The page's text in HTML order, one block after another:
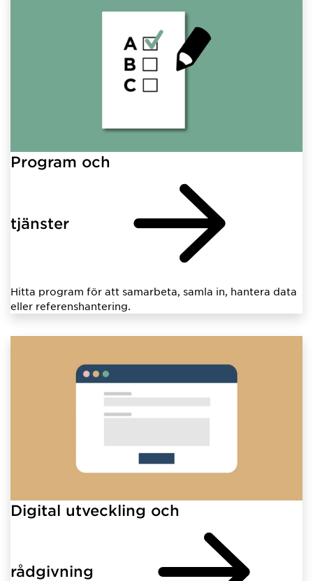
Program och
tjänster
Hitta program för att samarbeta, samla in, hantera data
eller referenshantering.
Digital utveckling och
rådgivning